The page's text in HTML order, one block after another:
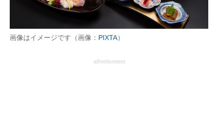
画像はイメージです（画像： PIXTA）
advertisement